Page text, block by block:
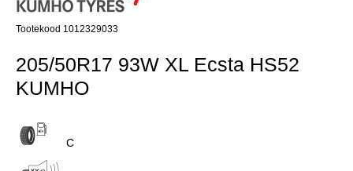
Tootekood 1012329033
205/50R17 93W XL Ecsta HS52
KUMHO
C